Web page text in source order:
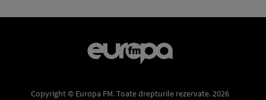
Copyright © Europa FM. Toate drepturile rezervate. 2026